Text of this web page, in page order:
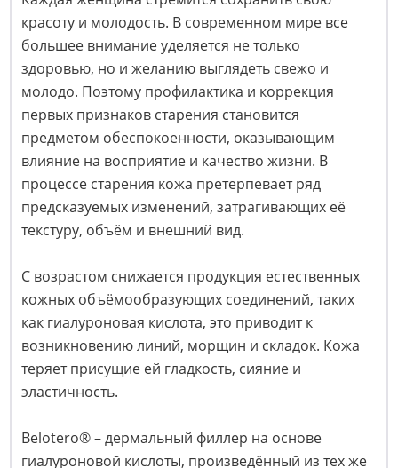
красоту и молодость. В современном мире все
большее внимание уделяется не только
здоровью, но и желанию выглядеть свежо и
молодо. Поэтому профилактика и коррекция
первых признаков старения становится
предметом обеспокоенности, оказывающим
влияние на восприятие и качество жизни. В
процессе старения кожа претерпевает ряд
предсказуемых изменений, затрагивающих её
текстуру, объём и внешний вид.
С возрастом снижается продукция естественных
кожных объёмообразующих соединений, таких
как гиалуроновая кислота, это приводит к
возникновению линий, морщин и складок. Кожа
теряет присущие ей гладкость, сияние и
эластичность.
Belotero® – дермальный филлер на основе
гиалуроновой кислоты, произведённый из тех же